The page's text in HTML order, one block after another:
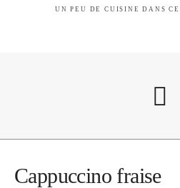
UN PEU DE CUISINE DANS
A
Cappuccino fraise